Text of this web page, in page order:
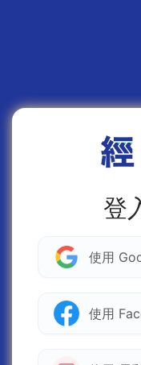
登
使用
使用